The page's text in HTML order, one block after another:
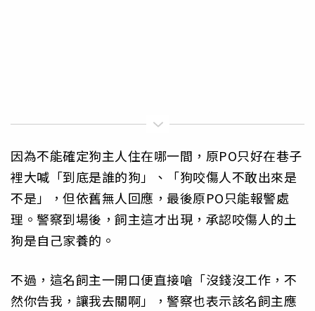
因為不能確定狗主人住在哪一間，原PO只好在巷子
裡大喊「到底是誰的狗」、「狗咬傷人不敢出來是
不是」，但依舊無人回應，最後原PO只能報警處
理。警察到場後，飼主這才出現，承認咬傷人的土
狗是自己家養的。
不過，這名飼主一開口便直接嗆「沒錢沒工作，不
然你告我，讓我去關啊」，警察也表示該名飼主應